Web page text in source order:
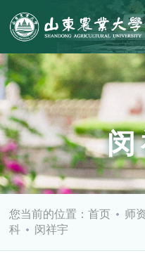
您当前的位置：首页 师
科
闵祥宇